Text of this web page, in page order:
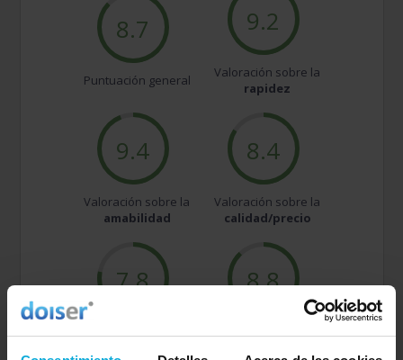
8.7
Puntuación general
9.2
Valoración sobre la
rapidez
9.4
Valoración sobre la
amabilidad
8.4
Valoración sobre la
calidad/precio
7.8 8.8